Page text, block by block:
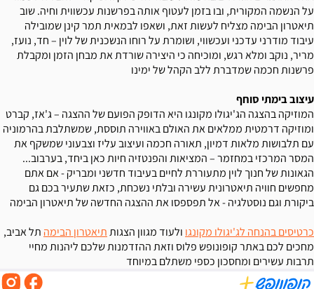
על הנשמה המקורית, ובו בזמן לעטוף אותה בפרשנות עכשווית וחיה. שוב
תיאטרון הבימה מצליח לעשות זאת, ושאפו לבמאית תמר קינן שמובילה
עיבוד מודרני עדכני ועכשווי, ושומרת על רוחו הנשכנית של לוין – חד, נועז,
מריר, נוקב ומלא רגש, ומוכיחה כי היצירה שורדת את מבחן הזמן ומקבלת
פרשנות חכמה שמדברת ללב הקהל של ימינו
עיצוב בימתי סוחף
המוזיקה בהצגה הג'יגולו מקונגו היא הדופק הפועם של ההצגה – ג'אז, קברט
ומוזיקה דרמטית ממלאים את האולם באווירה תוססת, שמשתלבת בהרמוניה
עם תלבושות מלאות דמיון, תאורה חכמה ועיצוב עליז וצבעוני שמשקף את
המסר המרכזי במחזמר – המציאות והפנטזיה חיות כאן ביחד, בערבוב...
הגאונות של חנוך לוין מתעוררת לחיים בעיבוד חדשני ומבריק - אם אתם
מחפשים חוויה תיאטרונית עשירה ובלתי נשכחת, כזאת שתעיר בכם גם
ביקורת וגם נוסטלגיה - אל תפספסו את ההצגה החדשה של תיאטרון הבימה
כרטיסים בהנחה לג'יגולו מקונגו ולעוד מגוון הצגותתיאטרון הבימה תל אביב,
מחכים לכם באתר קופונופש פלוס וזאת ההזדמנות שלכם ליהנות מחיי
תרבות עשירים ומחסכון כספי משתלם במיוחד